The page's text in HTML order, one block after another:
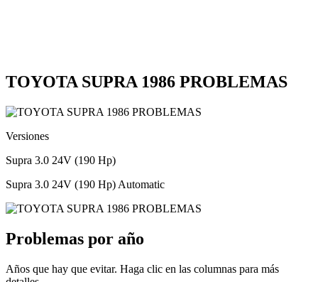
TOYOTA SUPRA 1986 PROBLEMAS
Versiones
Supra 3.0 24V (190 Hp)
Supra 3.0 24V (190 Hp) Automatic
Problemas por año
Años que hay que evitar. Haga clic en las columnas para más